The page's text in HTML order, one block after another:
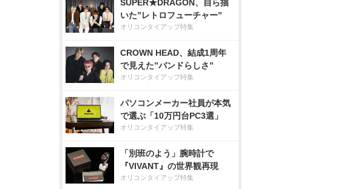
SUPER★DRAGON、自ら描
いた”レトロフューチャー”
オリコンタイアップ特集
CROWN HEAD、結成1周年
で見えた”バンドらしさ”
オリコンタイアップ特集
パソコンメーカー社員が本気
で選ぶ「10万円台PC3選」
オリコンタイアップ特集
「別班のよう」腕時計で
『VIVANT』の世界観再現
オリコンタイアップ特集